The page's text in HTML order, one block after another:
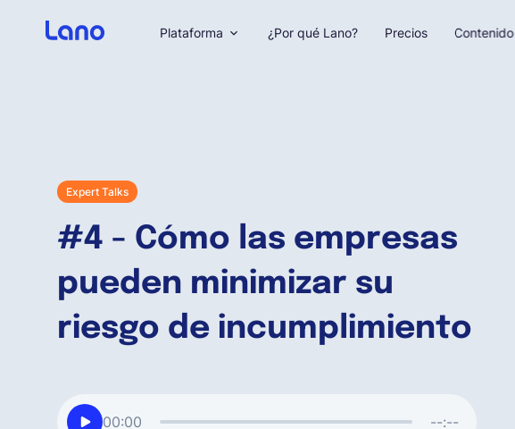
Expert Talks
#4 - Cómo las empresas
pueden minimizar su
riesgo de incumplimiento
00:00 --:--
Plataforma ¿Por qué Lano? Precios Contenido